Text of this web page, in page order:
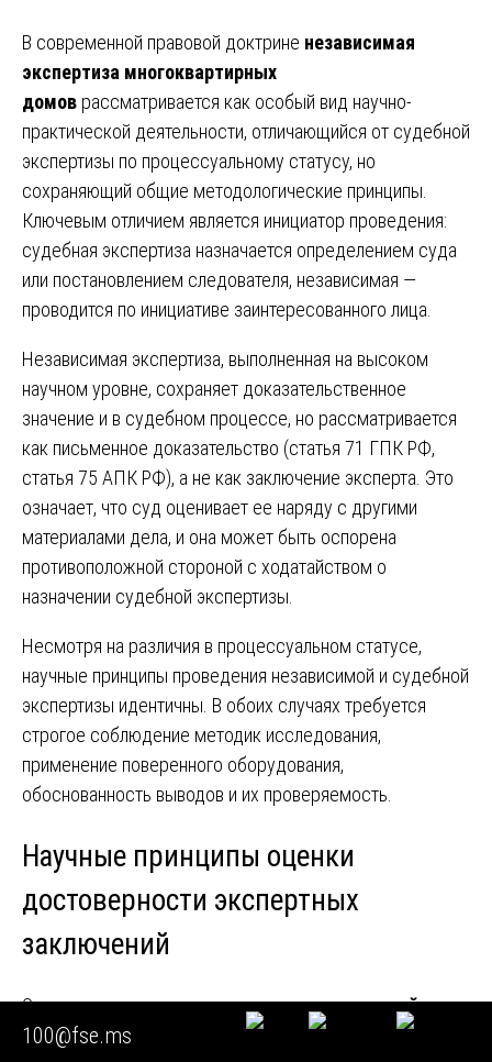
В современной правовой доктрине независимая
экспертиза многоквартирных
домов рассматривается как особый вид научно-
практической деятельности, отличающийся от судебной
экспертизы по процессуальному статусу, но
сохраняющий общие методологические принципы.
Ключевым отличием является инициатор проведения:
судебная экспертиза назначается определением суда
или постановлением следователя, независимая —
проводится по инициативе заинтересованного лица.
Независимая экспертиза, выполненная на высоком
научном уровне, сохраняет доказательственное
значение и в судебном процессе, но рассматривается
как письменное доказательство (статья 71 ГПК РФ,
статья 75 АПК РФ), а не как заключение эксперта. Это
означает, что суд оценивает ее наряду с другими
материалами дела, и она может быть оспорена
противоположной стороной с ходатайством о
назначении судебной экспертизы.
Несмотря на различия в процессуальном статусе,
научные принципы проведения независимой и судебной
экспертизы идентичны. В обоих случаях требуется
строгое соблюдение методик исследования,
применение поверенного оборудования,
обоснованность выводов и их проверяемость.
Научные принципы оценки
достоверности экспертных
заключений
Оценка достоверности заключениянезависимой
экспертизы многоквартирных домов
базируется на
100@fse.ms